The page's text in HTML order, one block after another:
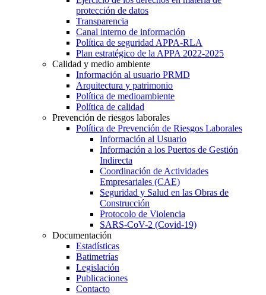
protección de datos
Transparencia
Canal interno de información
Política de seguridad APPA-RLA
Plan estratégico de la APPA 2022-2025
Calidad y medio ambiente
Información al usuario PRMD
Arquitectura y patrimonio
Política de medioambiente
Política de calidad
Prevención de riesgos laborales
Política de Prevención de Riesgos Laborales
Información al Usuario
Información a los Puertos de Gestión
Indirecta
Coordinación de Actividades
Empresariales (CAE)
Seguridad y Salud en las Obras de
Construcción
Protocolo de Violencia
SARS-CoV-2 (Covid-19)
Documentación
Estadísticas
Batimetrías
Legislación
Publicaciones
Contacto